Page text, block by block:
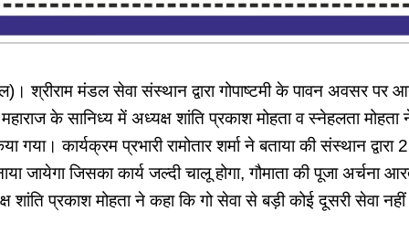
श्रीराम मंडल सेवा संस्थान द्वारा गोपाष्टमी के पावन अवसर पर
के सानिध्य में अध्यक्ष शांति प्रकाश मोहता व स्नेहलता मोहता
गया। कार्यक्रम प्रभारी रामोतार शर्मा ने बताया की संस्थान
जायेगा जिसका कार्य जल्दी चालू होगा, गौमाता की पूजा अर्चना
शांति प्रकाश मोहता ने कहा कि गो सेवा से बड़ी कोई दूसरी सेवा